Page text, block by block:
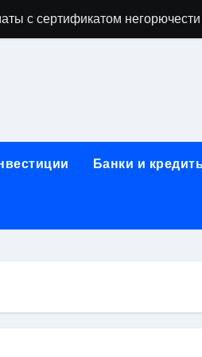
с сертификатом негорючести
и направляющих для
лотков для хранения
этапы строительства,
Банки и